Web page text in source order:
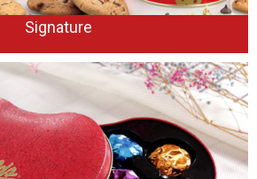
Signature